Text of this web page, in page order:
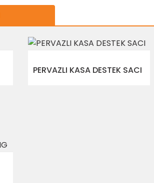
PERVAZLI KASA DESTEK SACI